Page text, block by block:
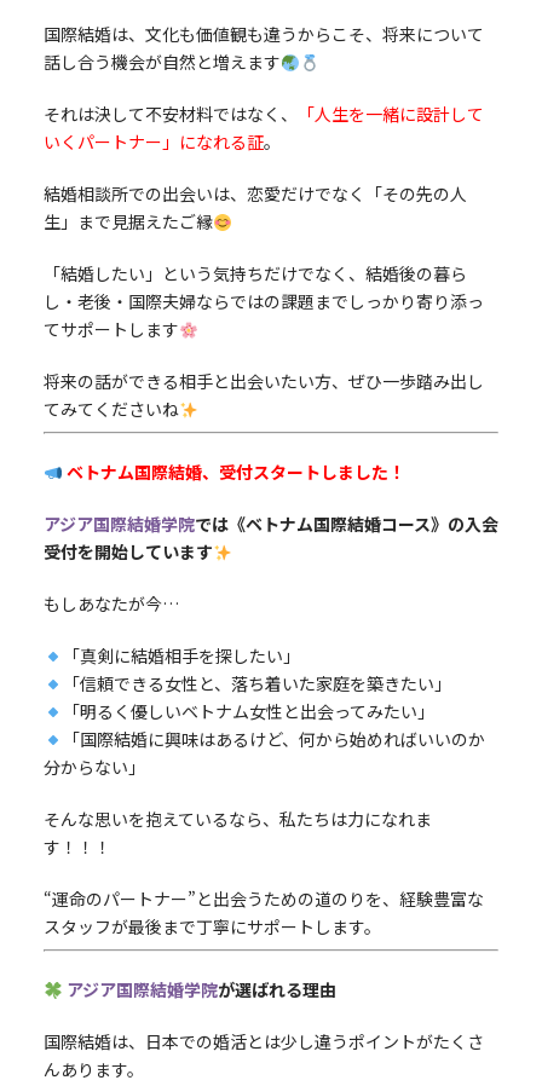
国際結婚は、文化も価値観も違うからこそ、将来について
話し合う機会が自然と増えます
それは決して不安材料ではなく、
「人生を一緒に設計して
いくパートナー」になれる証。
結婚相談所での出会いは、恋愛だけでなく「その先の人
生」まで見据えたご縁
「結婚したい」という気持ちだけでなく、結婚後の暮ら
し・老後・国際夫婦ならではの課題までしっかり寄り添っ
てサポートします
将来の話ができる相手と出会いたい方、ぜひ一歩踏み出し
てみてくださいね
ベトナム国際結婚、受付スタートしました！
アジア国際結婚学院では《ベトナム国際結婚コース》の入会
受付を開始しています
もしあなたが今…
「真剣に結婚相手を探したい」
「信頼できる女性と、落ち着いた家庭を築きたい」
「明るく優しいベトナム女性と出会ってみたい」
「国際結婚に興味はあるけど、何から始めればいいのか
分からない」
そんな思いを抱えているなら、私たちは力になれま
す！！！
“運命のパートナー”と出会うための道のりを、経験豊富な
スタッフが最後まで丁寧にサポートします。
アジア国際結婚学院が選ばれる理由
国際結婚は、日本での婚活とは少し違うポイントがたくさ
んあります。